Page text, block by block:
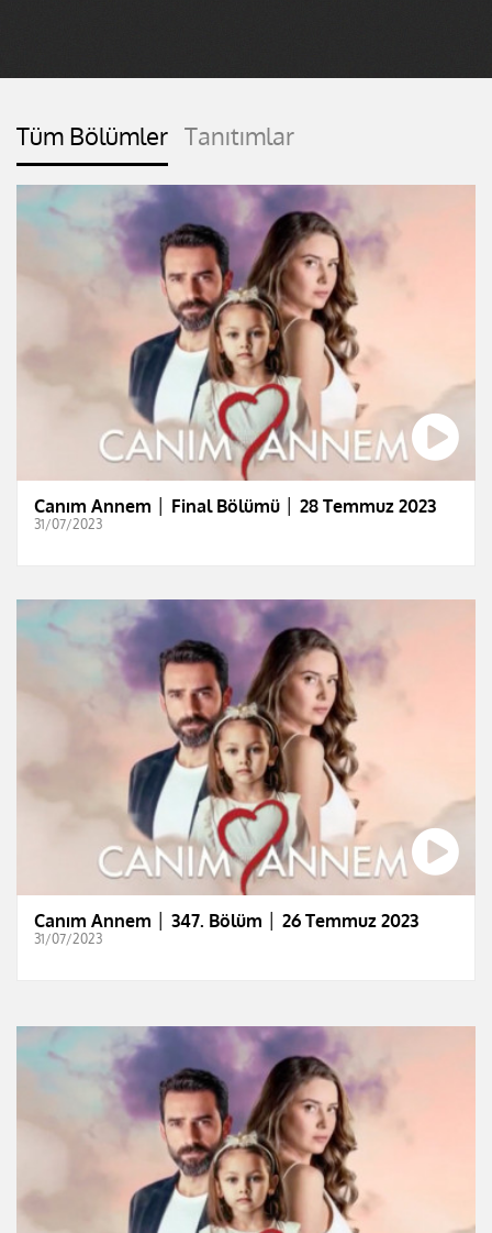
Tüm Bölümler Tanıtımlar
Canım Annem │ Final Bölümü │ 28 Temmuz 2023
31/07/2023
Canım Annem │ 347. Bölüm │ 26 Temmuz 2023
31/07/2023